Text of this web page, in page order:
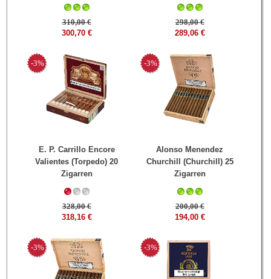
310,00 €
300,70 €
298,00 €
289,06 €
E. P. Carrillo Encore
Valientes (Torpedo) 20
Zigarren
328,00 €
318,16 €
-3%
Alonso Menendez
Churchill (Churchill) 25
Zigarren
200,00 €
194,00 €
-3%
-3% -3%